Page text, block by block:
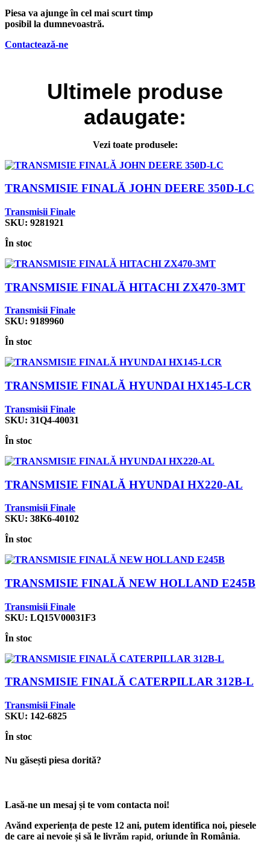
Piesa va ajunge în cel mai scurt timp
posibil la dumnevoastră.
Contactează-ne
Ultimele produse
adaugate:
Vezi toate produsele:
TRANSMISIE FINALĂ JOHN DEERE 350D-LC
Transmisii Finale
SKU: 9281921
În stoc
TRANSMISIE FINALĂ HITACHI ZX470-3MT
Transmisii Finale
SKU: 9189960
În stoc
TRANSMISIE FINALĂ HYUNDAI HX145-LCR
Transmisii Finale
SKU: 31Q4-40031
În stoc
TRANSMISIE FINALĂ HYUNDAI HX220-AL
Transmisii Finale
SKU: 38K6-40102
În stoc
TRANSMISIE FINALĂ NEW HOLLAND E245B
Transmisii Finale
SKU: LQ15V00031F3
În stoc
TRANSMISIE FINALĂ CATERPILLAR 312B-L
Transmisii Finale
SKU: 142-6825
În stoc
Nu găsești piesa dorită?
Lasă-ne un mesaj și te vom contacta noi!
Avănd experiența de peste 12 ani, putem identifica noi, piesele
de care ai nevoie și să le livrăm rapid, oriunde în România.